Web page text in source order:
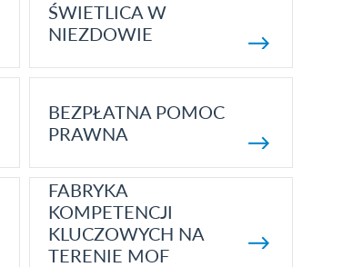
ŚWIETLICA W
NIEZDOWIE
BEZPŁATNA POMOC
PRAWNA
FABRYKA
KOMPETENCJI
KLUCZOWYCH NA
TERENIE MOF